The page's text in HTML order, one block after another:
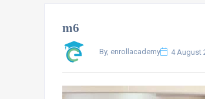
m6
By, enrollacademy 4 August